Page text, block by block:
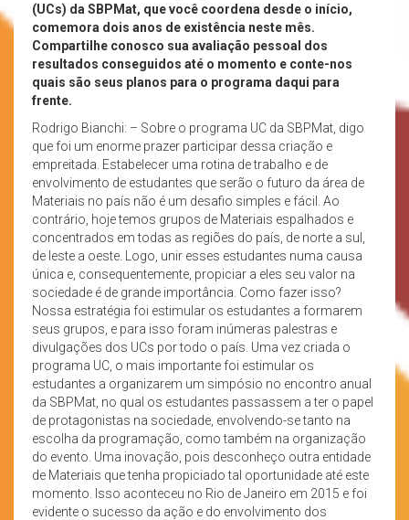
(UCs) da SBPMat, que você coordena desde o início,
comemora dois anos de existência neste mês.
Compartilhe conosco sua avaliação pessoal dos
resultados conseguidos até o momento e conte-nos
quais são seus planos para o programa daqui para
frente.
Rodrigo Bianchi: – Sobre o programa UC da SBPMat, digo
que foi um enorme prazer participar dessa criação e
empreitada. Estabelecer uma rotina de trabalho e de
envolvimento de estudantes que serão o futuro da área de
Materiais no país não é um desafio simples e fácil. Ao
contrário, hoje temos grupos de Materiais espalhados e
concentrados em todas as regiões do país, de norte a sul,
de leste a oeste. Logo, unir esses estudantes numa causa
única e, consequentemente, propiciar a eles seu valor na
sociedade é de grande importância. Como fazer isso?
Nossa estratégia foi estimular os estudantes a formarem
seus grupos, e para isso foram inúmeras palestras e
divulgações dos UCs por todo o país. Uma vez criada o
programa UC, o mais importante foi estimular os
estudantes a organizarem um simpósio no encontro anual
da SBPMat, no qual os estudantes passassem a ter o papel
de protagonistas na sociedade, envolvendo-se tanto na
escolha da programação, como também na organização
do evento. Uma inovação, pois desconheço outra entidade
de Materiais que tenha propiciado tal oportunidade até este
momento. Isso aconteceu no Rio de Janeiro em 2015 e foi
evidente o sucesso da ação e do envolvimento dos